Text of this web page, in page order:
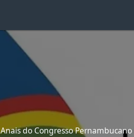
Anais do Congresso